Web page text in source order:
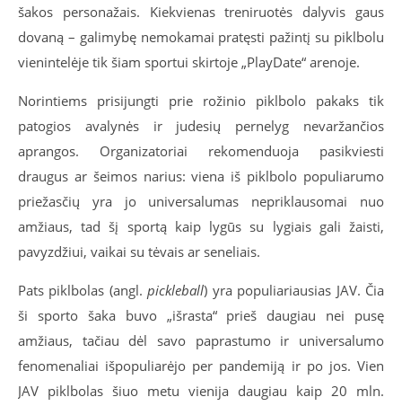
šakos personažais. Kiekvienas treniruotės dalyvis gaus
dovaną – galimybę nemokamai pratęsti pažintį su piklbolu
vienintelėje tik šiam sportui skirtoje „PlayDate“ arenoje.
Norintiems prisijungti prie rožinio piklbolo pakaks tik
patogios avalynės ir judesių pernelyg nevaržančios
aprangos. Organizatoriai rekomenduoja pasikviesti
draugus ar šeimos narius: viena iš piklbolo populiarumo
priežasčių yra jo universalumas nepriklausomai nuo
amžiaus, tad šį sportą kaip lygūs su lygiais gali žaisti,
pavyzdžiui, vaikai su tėvais ar seneliais.
Pats piklbolas (angl.pickleball) yra populiariausias JAV. Čia
ši sporto šaka buvo „išrasta“ prieš daugiau nei pusę
amžiaus, tačiau dėl savo paprastumo ir universalumo
fenomenaliai išpopuliarėjo per pandemiją ir po jos. Vien
JAV piklbolas šiuo metu vienija daugiau kaip 20 mln.